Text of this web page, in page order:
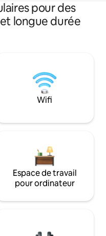
pour des
longue durée
Wifi
Espace de travail
pour ordinateur